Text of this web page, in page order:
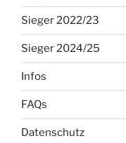
Sieger 2022/23
Sieger 2024/25
Infos
FAQs
Datenschutz